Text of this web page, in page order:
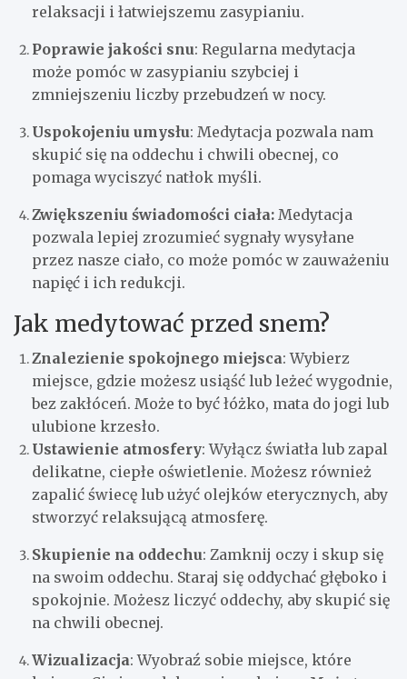
relaksacji i łatwiejszemu zasypianiu.
Poprawie jakości snu: Regularna medytacja
może pomóc w zasypianiu szybciej i
zmniejszeniu liczby przebudzeń w nocy.
Uspokojeniu umysłu: Medytacja pozwala nam
skupić się na oddechu i chwili obecnej, co
pomaga wyciszyć natłok myśli.
Zwiększeniu świadomości ciała: Medytacja
pozwala lepiej zrozumieć sygnały wysyłane
przez nasze ciało, co może pomóc w zauważeniu
napięć i ich redukcji.
Jak medytować przed snem?
Znalezienie spokojnego miejsca: Wybierz
miejsce, gdzie możesz usiąść lub leżeć wygodnie,
bez zakłóceń. Może to być łóżko, mata do jogi lub
ulubione krzesło.
Ustawienie atmosfery: Wyłącz światła lub zapal
delikatne, ciepłe oświetlenie. Możesz również
zapalić świecę lub użyć olejków eterycznych, aby
stworzyć relaksującą atmosferę.
Skupienie na oddechu: Zamknij oczy i skup się
na swoim oddechu. Staraj się oddychać głęboko i
spokojnie. Możesz liczyć oddechy, aby skupić się
na chwili obecnej.
Wizualizacja: Wyobraź sobie miejsce, które